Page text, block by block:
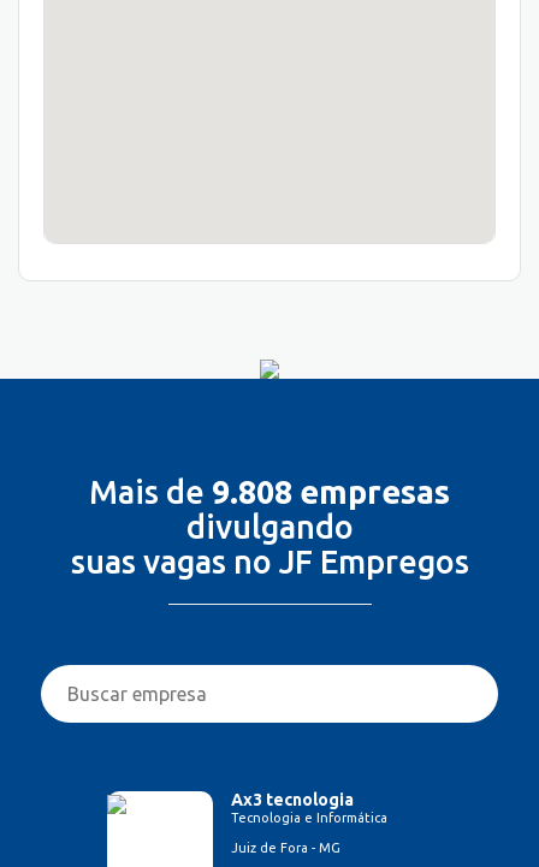
Mais de 9.808 empresas
divulgando
suas vagas no JF Empregos
Ax3 tecnologia
Tecnologia e Informática
Juiz de Fora - MG